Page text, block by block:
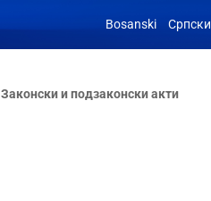
Bosanski Српски
Законски и подзаконски акти